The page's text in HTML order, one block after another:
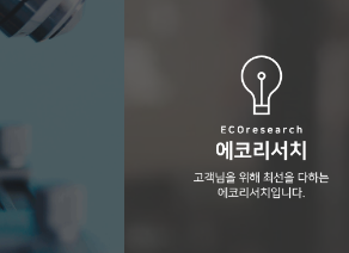
에코리서치 제품보기
에코리서치의 생산 시약목록 입니다..